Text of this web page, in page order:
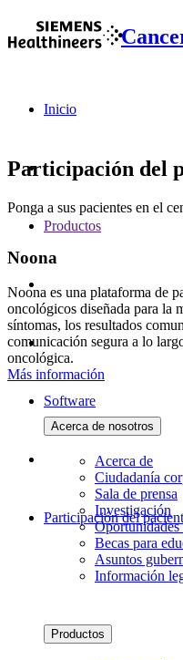
Inicio
Productos
Software
Participación del
Participación del
Ponga a sus pacientes en el
Noona
Noona es una plataforma de
oncológicos diseñada para la
síntomas, los resultados
comunicación segura a lo
oncológica.
Más información
Acerca de nosotros
Acerca de
Ciudadanía
Sala de prensa
Investigación
Oportunidades
Becas para
Asuntos
Información
Productos